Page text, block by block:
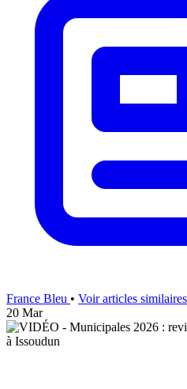
France Bleu • Voir articles
20 Mar